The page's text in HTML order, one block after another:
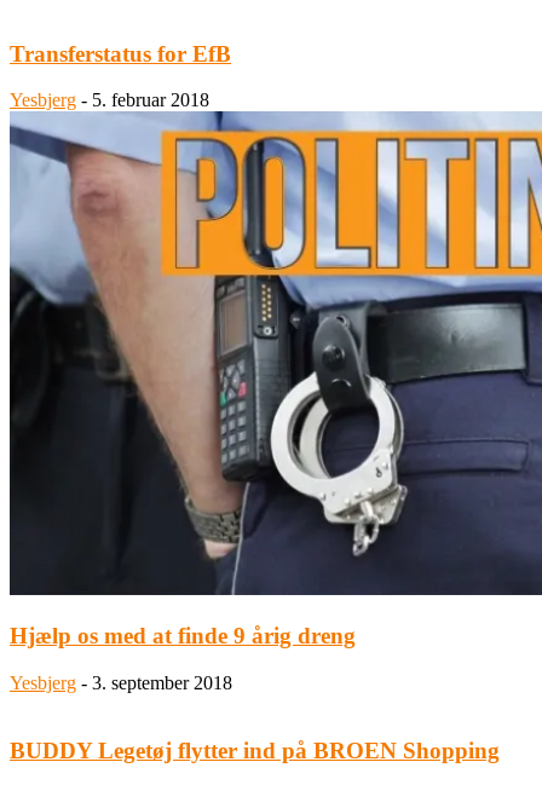
Transferstatus for EfB
Yesbjerg - 5. februar 2018
Hjælp os med at finde 9 årig dreng
Yesbjerg - 3. september 2018
BUDDY Legetøj flytter ind på BROEN Shopping